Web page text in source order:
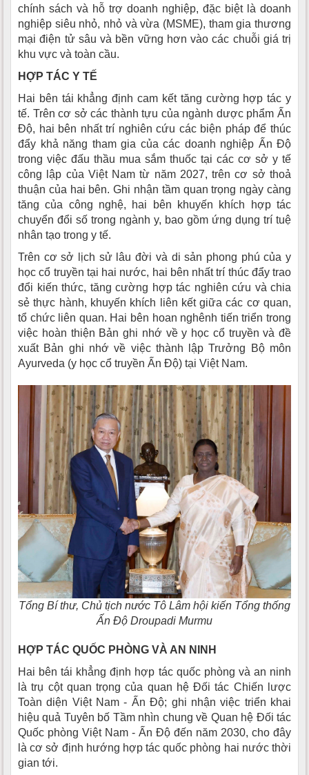
chính sách và hỗ trợ doanh nghiệp, đặc biệt là doanh
nghiệp siêu nhỏ, nhỏ và vừa (MSME), tham gia thương
mại điện tử sâu và bền vững hơn vào các chuỗi giá trị
khu vực và toàn cầu.
HỢP TÁC Y TẾ
Hai bên tái khẳng định cam kết tăng cường hợp tác y
tế. Trên cơ sở các thành tựu của ngành dược phẩm Ấn
Độ, hai bên nhất trí nghiên cứu các biện pháp để thúc
đẩy khả năng tham gia của các doanh nghiệp Ấn Độ
trong việc đấu thầu mua sắm thuốc tại các cơ sở y tế
công lập của Việt Nam từ năm 2027, trên cơ sở thoả
thuận của hai bên. Ghi nhận tầm quan trọng ngày càng
tăng của công nghệ, hai bên khuyến khích hợp tác
chuyển đổi số trong ngành y, bao gồm ứng dụng trí tuệ
nhân tạo trong y tế.
Trên cơ sở lịch sử lâu đời và di sản phong phú của y
học cổ truyền tại hai nước, hai bên nhất trí thúc đẩy trao
đổi kiến thức, tăng cường hợp tác nghiên cứu và chia
sẻ thực hành, khuyến khích liên kết giữa các cơ quan,
tổ chức liên quan. Hai bên hoan nghênh tiến triển trong
việc hoàn thiện Bản ghi nhớ về y học cổ truyền và đề
xuất Bản ghi nhớ về việc thành lập Trưởng Bộ môn
Ayurveda (y học cổ truyền Ấn Độ) tại Việt Nam.
Tổng Bí thư, Chủ tịch nước Tô Lâm hội kiến Tổng thống
Ấn Độ Droupadi Murmu
HỢP TÁC QUỐC PHÒNG VÀ AN NINH
Hai bên tái khẳng định hợp tác quốc phòng và an ninh
là trụ cột quan trọng của quan hệ Đối tác Chiến lược
Toàn diện Việt Nam - Ấn Độ; ghi nhận việc triển khai
hiệu quả Tuyên bố Tầm nhìn chung về Quan hệ Đối tác
Quốc phòng Việt Nam - Ấn Độ đến năm 2030, cho đây
là cơ sở định hướng hợp tác quốc phòng hai nước thời
gian tới.